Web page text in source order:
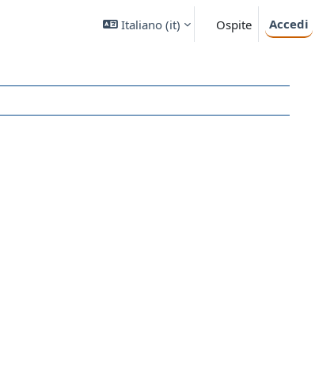
Italiano ‎(it)‎ Ospite Accedi